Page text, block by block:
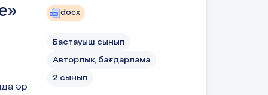
әр
docx
Бастауыш сынып
Авторлық бағдарлама
2 сынып